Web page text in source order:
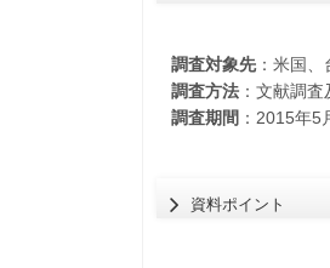
調査対象先：米国、
調査方法：文献調査
調査期間 ：2015年5
資料ポイント